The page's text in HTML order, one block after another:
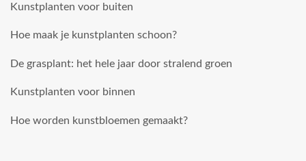
Kunstplanten voor buiten
Hoe maak je kunstplanten schoon?
De grasplant: het hele jaar door stralend groen
Kunstplanten voor binnen
Hoe worden kunstbloemen gemaakt?